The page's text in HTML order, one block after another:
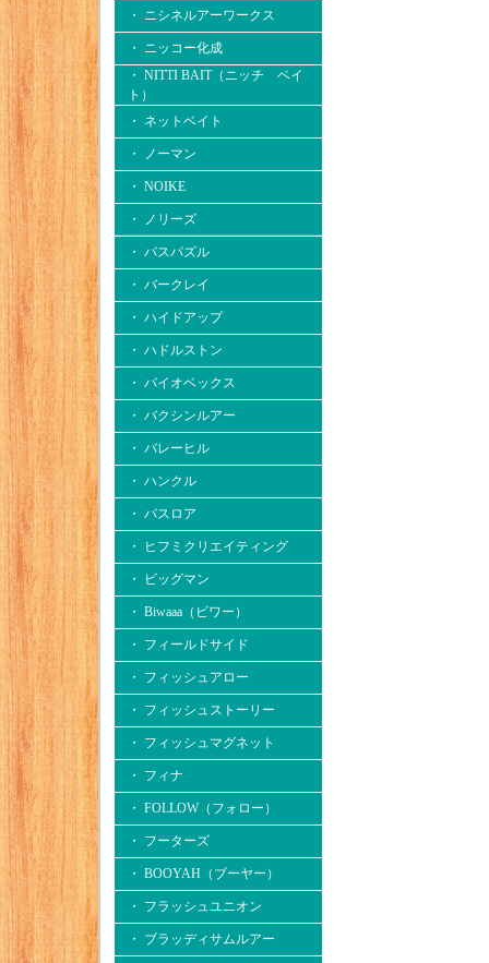
・ ニシネルアーワークス
・ ニッコー化成
・ NITTI BAIT（ニッチ ベイ
ト）
・ ネットベイト
・ ノーマン
・ NOIKE
・ ノリーズ
・ バスパズル
・ バークレイ
・ ハイドアップ
・ ハドルストン
・ バイオベックス
・ バクシンルアー
・ バレーヒル
・ ハンクル
・ バスロア
・ ヒフミクリエイティング
・ ビッグマン
・ Biwaaa（ビワー）
・ フィールドサイド
・ フィッシュアロー
・ フィッシュストーリー
・ フィッシュマグネット
・ フィナ
・ FOLLOW（フォロー）
・ フーターズ
・ BOOYAH（ブーヤー）
・ フラッシュユニオン
・ ブラッディサムルアー